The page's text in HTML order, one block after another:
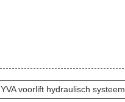
voorlift hydraulisch systeem